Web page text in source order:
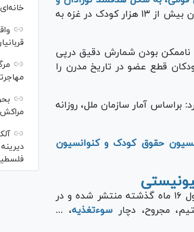
؛ براساس آمارها، از اکتبر ۲۰۲۳ تاکنون بیش از ۱۳ هزار کودک در غزه به
ناممکن بودن شمارش دقیق درپی
قطع عضو در تاریخ مدرن را
براساس آمار سازمان ملل، روزانه
حقوق کودک و کنوانسیون
آمار‌های متعددی درباره پیامد‌های جنگ رژیم صهیونیستی علیه غزه در طول ۱۶ ماه گذشته منتشر شده و در
مجروح، دچارسوءتغذیه، ...